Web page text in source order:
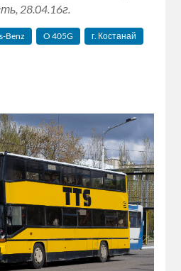
28.04.16г.
Benz O 405G
г. Костанай